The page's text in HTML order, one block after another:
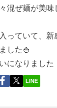
混ぜ麺が美味
っていて、新
した🍚
になりました
LINE